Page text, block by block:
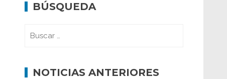
BÚSQUEDA
NOTICIAS ANTERIORES